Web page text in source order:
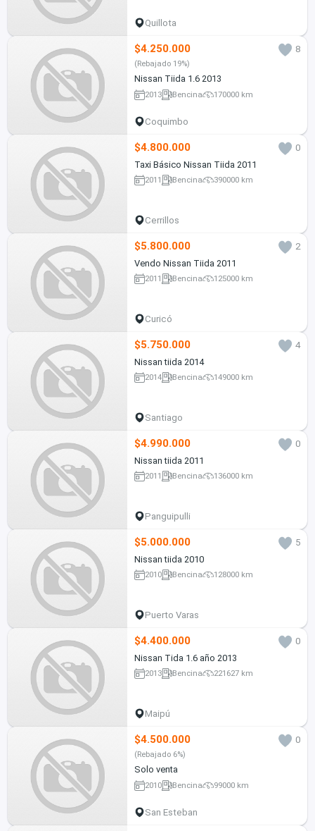
Quillota
$4.250.000 8
(Rebajado 19%)
Nissan Tiida 1.6 2013
2013 Bencina 170000 km
Coquimbo
$4.800.000
0
Taxi Básico Nissan Tiida 2011
2011 Bencina 390000 km
Cerrillos
$5.800.000
2
Vendo Nissan Tiida 2011
2011 Bencina 125000 km
Curicó
$5.750.000
4
Nissan tiida 2014
2014 Bencina 149000 km
Santiago
$4.990.000
0
Nissan tiida 2011
2011 Bencina 136000 km
Panguipulli
$5.000.000
5
Nissan tiida 2010
2010 Bencina 128000 km
Puerto Varas
$4.400.000
0
Nissan Tida 1.6 año 2013
2013 Bencina 221627 km
Maipú
$4.500.000 0
(Rebajado 6%)
Solo venta
2010 Bencina 99000 km
San Esteban